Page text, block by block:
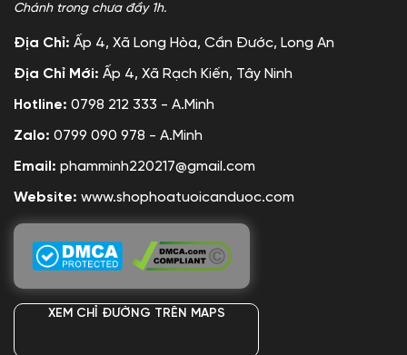
Chánh trong chưa đầy 1h.
Địa Chỉ: Ấp 4, Xã Long Hòa, Cần Đước, Long An
Địa Chỉ Mới: Ấp 4, Xã Rạch Kiến, Tây Ninh
Hotline: 0798 212 333 - A.Minh
Zalo: 0799 090 978 - A.Minh
Email: phamminh220217@gmail.com
Website: www.shophoatuoicanduoc.com
XEM CHỈ ĐƯỜNG TRÊN MAPS